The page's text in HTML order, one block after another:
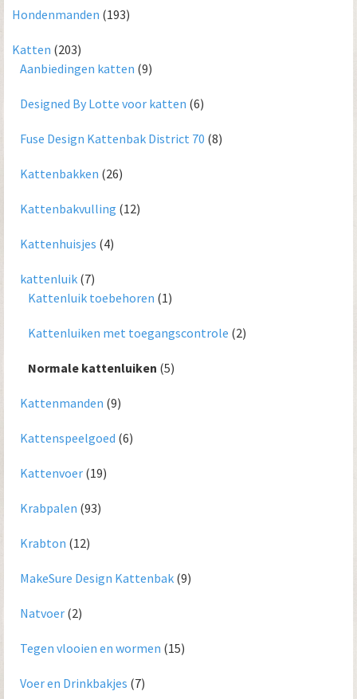
Hondenmanden (193)
Katten (203)
Aanbiedingen katten (9)
Designed By Lotte voor katten (6)
Fuse Design Kattenbak District 70 (8)
Kattenbakken (26)
Kattenbakvulling (12)
Kattenhuisjes (4)
kattenluik (7)
Kattenluik toebehoren (1)
Kattenluiken met toegangscontrole (2)
Normale kattenluiken (5)
Kattenmanden (9)
Kattenspeelgoed (6)
Kattenvoer (19)
Krabpalen (93)
Krabton (12)
MakeSure Design Kattenbak (9)
Natvoer (2)
Tegen vlooien en wormen (15)
Voer en Drinkbakjes (7)